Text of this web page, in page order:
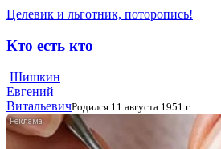
Целевик и льготник, поторопись!
Кто есть кто
Шишкин
Евгений
ВитальевичРодился 11 августа 1951 г.